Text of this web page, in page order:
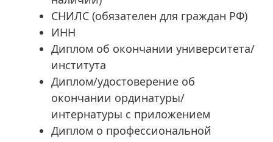
СНИЛС (обязателен для граждан РФ)
ИНН
Диплом об окончании университета/
института
Диплом/удостоверение об
окончании ординатуры/
интернатуры с приложением
Диплом о профессиональной